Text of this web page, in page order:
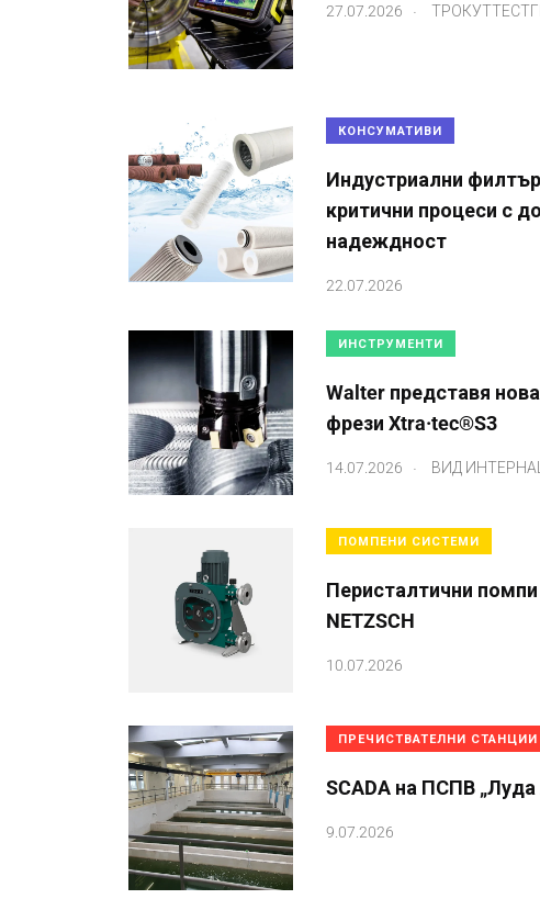
27.07.2026
КОНСУМАТИВИ
Индустриални
критични процеси с
надеждност
22.07.2026
ИНСТРУМЕНТИ
Walter представя
фрези Xtra·tec®S3
14.07.2026 ВИД
ПОМПЕНИ СИСТЕМИ
Перисталтични помпи
NETZSCH
10.07.2026
ПРЕЧИСТВАТЕЛНИ СТАНЦИИ
SCADA на ПСПВ
9.07.2026